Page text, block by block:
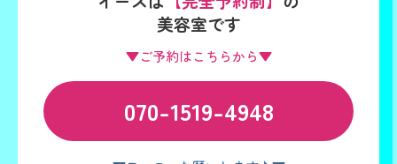
美容室です
▼ご予約はこちらから▼
070-1519-4948